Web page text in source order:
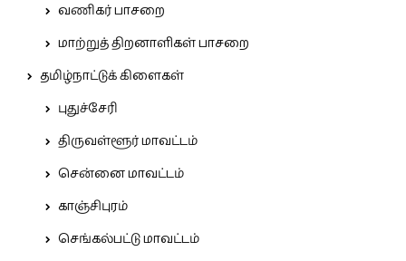
வணிகர் பாசறை
மாற்றுத் திறனாளிகள் பாசறை
தமிழ்நாட்டுக் கிளைகள்
புதுச்சேரி
திருவள்ளூர் மாவட்டம்
சென்னை மாவட்டம்
காஞ்சிபுரம்
செங்கல்பட்டு மாவட்டம்